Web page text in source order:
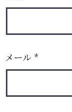
メール *